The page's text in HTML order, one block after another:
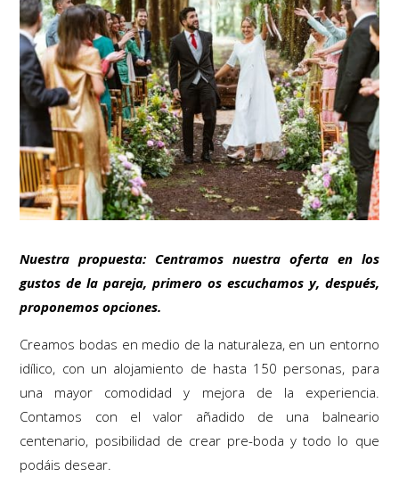
Nuestra propuesta: Centramos nuestra oferta en los
gustos de la pareja, primero os escuchamos y, después,
proponemos opciones.
Creamos bodas en medio de la naturaleza, en un entorno
idílico, con un alojamiento de hasta 150 personas, para
una mayor comodidad y mejora de la experiencia.
Contamos con el valor añadido de una balneario
centenario, posibilidad de crear pre-boda y todo lo que
podáis desear.